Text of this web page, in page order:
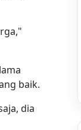
baik.
dia